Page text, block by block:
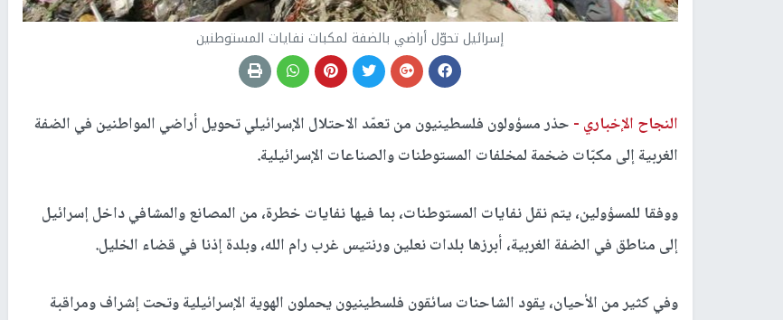
إسرائيل تحوّل أراضي بالضفة لمكبات نفايات المستوطنين
النجاح الإخباري - حذر مسؤولون فلسطينيون من تعمّد الاحتلال الإسرائيلي تحويل أراضي المواطنين في الضفة
الغربية إلى مكبّات ضخمة لمخلفات المستوطنات والصناعات الإسرائيلية.
ووفقا للمسؤولين، يتم نقل نفايات المستوطنات، بما فيها نفايات خطرة، من المصانع والمشافي داخل إسرائيل
إلى مناطق في الضفة الغربية، أبرزها بلدات نعلين ورنتيس غرب رام الله، وبلدة إذنا في قضاء الخليل.
وفي كثير من الأحيان، يقود الشاحنات سائقون فلسطينيون يحملون الهوية الإسرائيلية وتحت إشراف ومراقبة